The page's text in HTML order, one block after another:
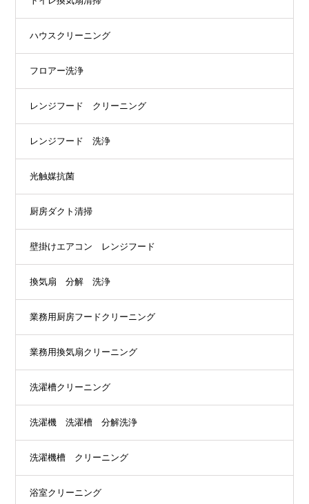
ハウスクリーニング
フロアー洗浄
レンジフード クリーニング
レンジフード 洗浄
光触媒抗菌
厨房ダクト清掃
壁掛けエアコン レンジフード
換気扇 分解 洗浄
業務用厨房フードクリーニング
業務用換気扇クリーニング
洗濯槽クリーニング
洗濯機 洗濯槽 分解洗浄
洗濯機槽 クリーニング
浴室クリーニング